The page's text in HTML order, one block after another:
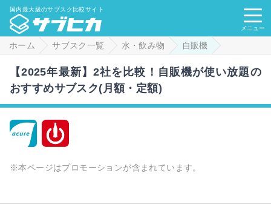
国内最大級のサブスク比較サイト
メニュー
ホーム サブスク一覧 水・飲み物 自販機
【2025年最新】2社を比較！自販機が使い放題の
おすすめサブスク(月額・定額)
※本ページはプロモーションが含まれています。